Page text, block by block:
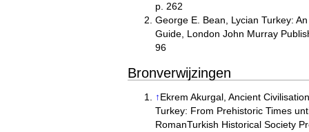
p. 262
George E. Bean, Lycian Turkey:
Guide, London John Murray
96
Bronverwijzingen
↑Ekrem Akurgal, Ancient
Turkey: From Prehistoric Times
RomanTurkish Historical Society